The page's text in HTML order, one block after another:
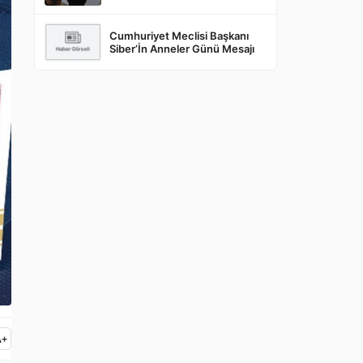
+
Cumhuriyet Meclisi Başkanı
Siber’İn Anneler Günü Mesajı